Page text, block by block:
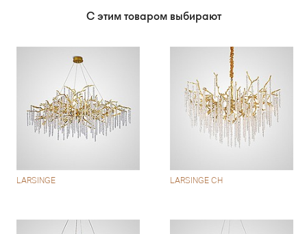
С этим товаром выбирают
LARSINGE LARSINGE CH